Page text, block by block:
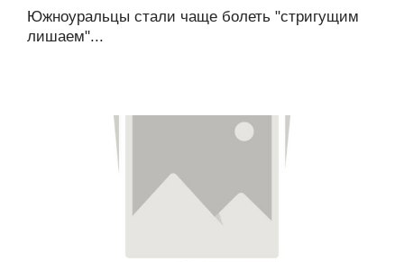
Южноуральцы стали чаще болеть "стригущим
лишаем"...